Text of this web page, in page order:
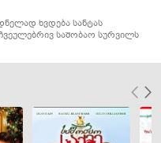
ხვდება სანტას
საშობაო სურვილს